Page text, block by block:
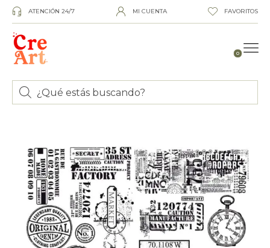
ATENCIÓN 24/7 MI CUENTA FAVORITOS
0